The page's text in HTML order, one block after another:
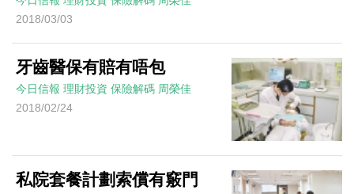
2018/03/03
牙齒醫保有賠有唔包
今日信報 理財投資 保險解碼 周榮佳
2018/02/24
私院套餐計劃索償有竅門